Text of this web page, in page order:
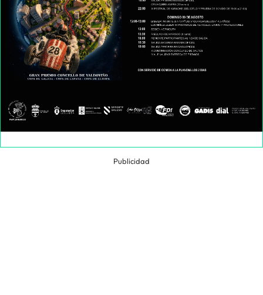
Publicidad